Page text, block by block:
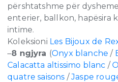
përshtatshme për
enterier, ballkon, hapësira
intime.
Koleksioni Les Bijoux de
–8 ngjyra (Onyx blanche /
Calacatta altissimo blanc /
quatre saisons /Jaspe